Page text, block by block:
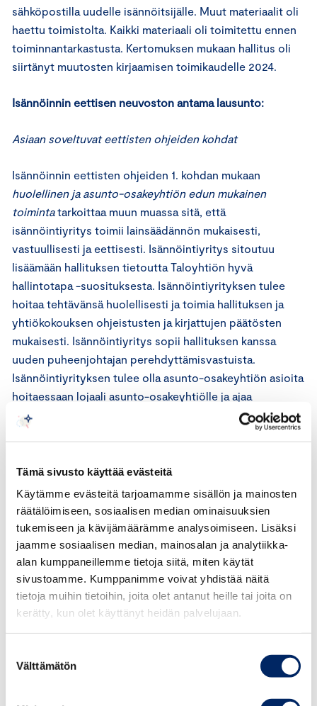
Tämä sivusto käyttää evästeitä
Käytämme evästeitä tarjoamamme sisällön ja mainosten
räätälöimiseen, sosiaalisen median ominaisuuksien
tukemiseen ja kävijämäärämme analysoimiseen. Lisäksi
jaamme sosiaalisen median, mainosalan ja analytiikka-
alan kumppaneillemme tietoja siitä, miten käytät
sivustoamme. Kumppanimme voivat yhdistää näitä
tietoja muihin tietoihin, joita olet antanut heille tai joita on
kerätty, kun olet käyttänyt heidän palvelujaan.
valinta
Välttämätön
sähköpostilla uudelle isännöitsijälle. Muut materiaalit oli
haettu toimistolta. Kaikki materiaali oli toimitettu ennen
toiminnantarkastusta. Kertomuksen mukaan hallitus oli
siirtänyt muutosten kirjaamisen toimikaudelle 2024.
Isännöinnin eettisen neuvoston antama lausunto:
Asiaan soveltuvat eettisten ohjeiden kohdat
Isännöinnin eettisten ohjeiden 1. kohdan mukaan
huolellinen ja asunto-osakeyhtiön edun mukainen
toimintatarkoittaa muun muassa sitä, että
isännöintiyritys toimii lainsäädännön mukaisesti,
vastuullisesti ja eettisesti. Isännöintiyritys sitoutuu
lisäämään hallituksen tietoutta Taloyhtiön hyvä
hallintotapa -suosituksesta. Isännöintiyrityksen tulee
hoitaa tehtävänsä huolellisesti ja toimia hallituksen ja
yhtiökokouksen ohjeistusten ja kirjattujen päätösten
mukaisesti. Isännöintiyritys sopii hallituksen kanssa
uuden puheenjohtajan perehdyttämisvastuista.
Isännöintiyrityksen tulee olla asunto-osakeyhtiön asioita
hoitaessaan lojaali asunto-osakeyhtiölle ja ajaa
toimissaan tämän etua.
palveluista ja hinnoitteluperusteista selkeästi
kertomisella
tarkoitetaan muun muassa sitä, että
isännöintiyritys erittelee sopimuksessa
isännöintitehtävät ja mahdolliset muut sovitut
asiantuntijapalvelut sekä niiden hinnoitteluperusteet ja
hinnantarkistusmenettelyn sekä sopii hallituksen kanssa
mahdolliset sopimusehtojen muutokset.
Sopimusmuutokset (mukaan lukien hinnantarkistukset)
hyväksytään kirjallisesti tai käsitellään hallituksessa ja
kirjataan pöytäkirjaan. Isännöintiyrityksen tulee pitää
huolta siitä, että laskutus on selkeää ja laskutettavat
toimenpiteet on eritelty sekä pyrkiä toimittamaan